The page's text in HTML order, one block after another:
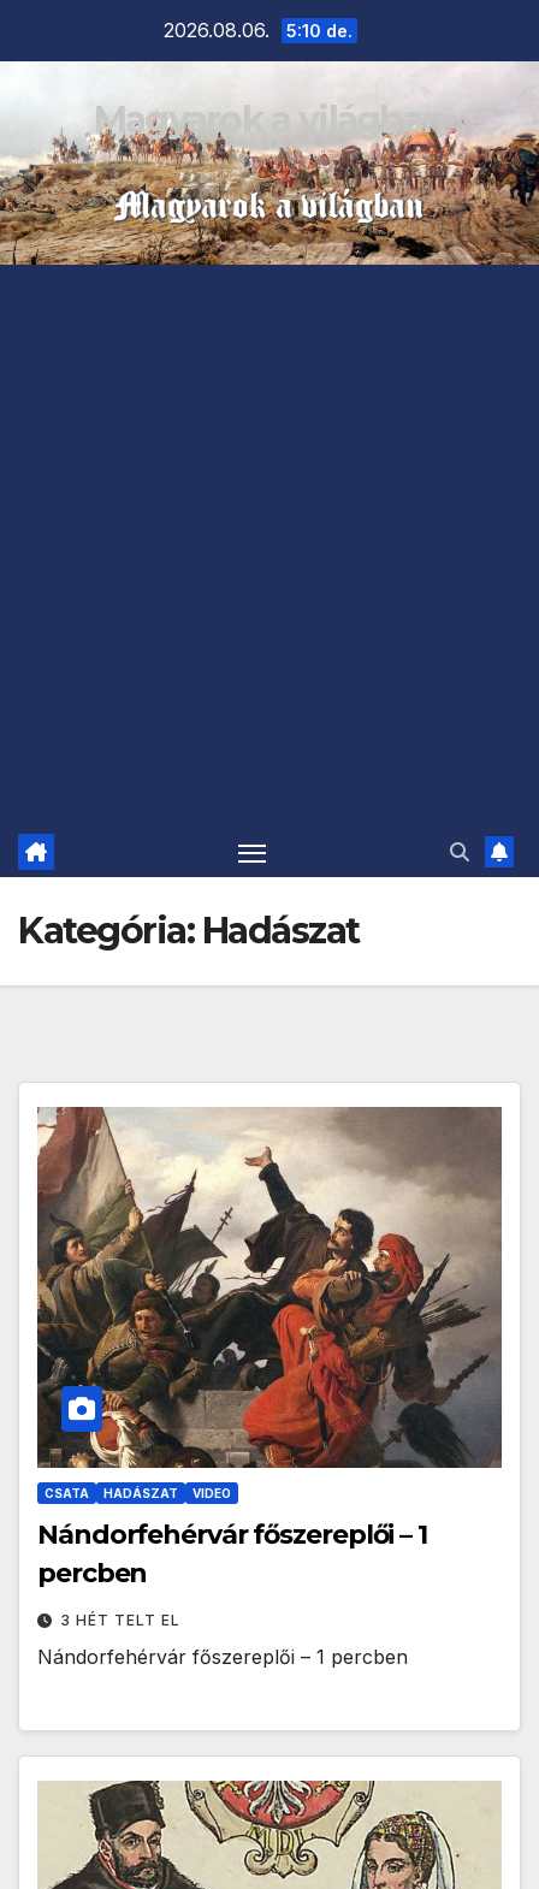
2026.08.06. 5:10 de.
Magyarok a világban
Kategória: Hadászat
CSATA HADÁSZAT VIDEO
Nándorfehérvár főszereplői – 1
percben
3 HÉT TELT EL
Nándorfehérvár főszereplői – 1 percben